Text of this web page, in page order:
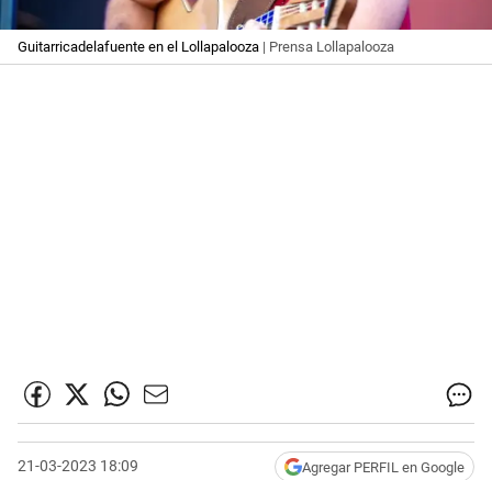
Guitarricadelafuente en el Lollapalooza | Prensa Lollapalooza
21-03-2023 18:09 Agregar PERFIL en Google